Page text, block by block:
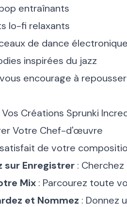
entraînants
lo-fi relaxants
de dance
inspirées du jazz
encourage à
Créations Sprunki
Votre Chef-d'œuvre
de votre
sur Enregistrer :
Mix : Parcourez toute
et Nommez : Donnez